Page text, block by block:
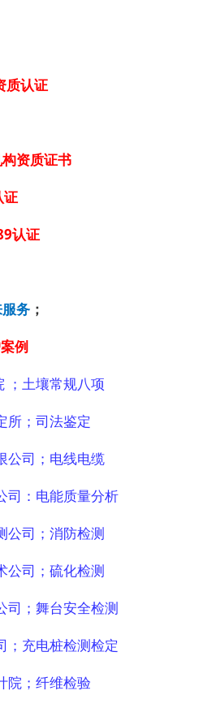
质认证
资质证书
证
认证
务 ；
例
；土壤常规八项
所；司法鉴定
公司；电线电缆
司：电能质量分析
公司；消防检测
公司；硫化检测
司；舞台安全检测
；充电桩检测检定
院；纤维检验